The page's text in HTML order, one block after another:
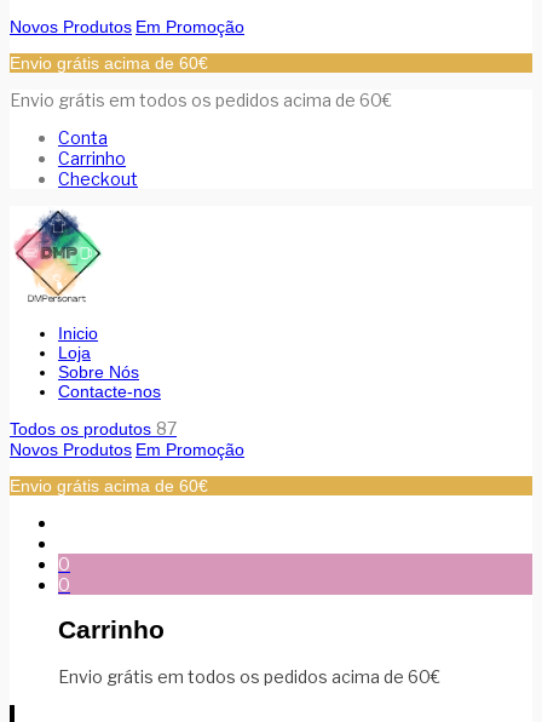
Novos Produtos Em Promoção
Envio grátis acima de 60€
Envio grátis em todos os pedidos acima de 60€
Conta
Carrinho
Checkout
Inicio
Loja
Sobre Nós
Contacte-nos
Todos os produtos 87
Novos Produtos Em Promoção
Envio grátis acima de 60€
0
0
Carrinho
Envio grátis em todos os pedidos acima de 60€